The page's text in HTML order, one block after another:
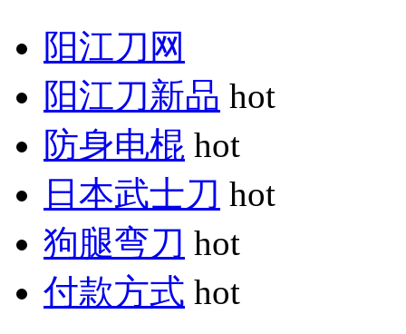
阳江刀网
阳江刀新品 hot
防身电棍 hot
日本武士刀 hot
狗腿弯刀 hot
付款方式 hot